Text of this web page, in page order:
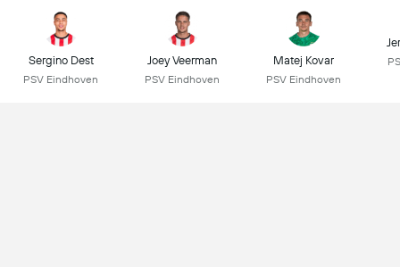
Sergino Dest
PSV Eindhoven
Joey Veerman
PSV Eindhoven
Matej Kovar
PSV Eindhoven